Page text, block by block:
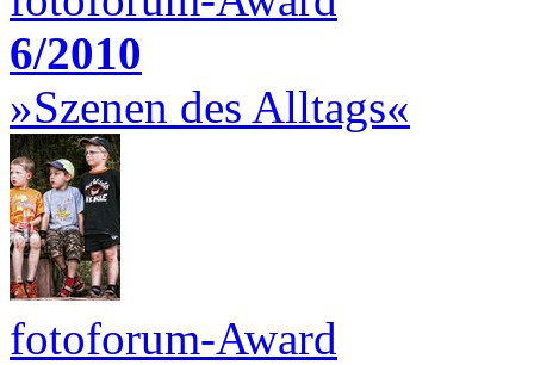
6/2010
»Szenen des Alltags«
fotoforum-Award